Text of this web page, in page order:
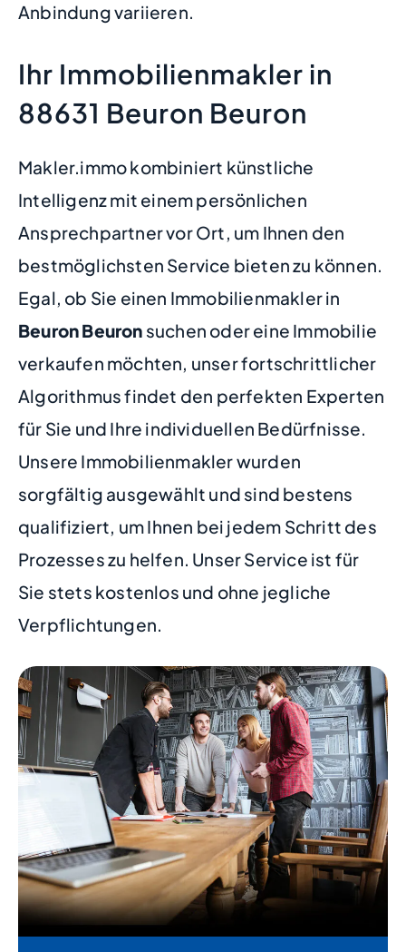
Anbindung variieren.
Ihr Immobilienmakler in
88631 Beuron Beuron
Makler.immo kombiniert künstliche
Intelligenz mit einem persönlichen
Ansprechpartner vor Ort, um Ihnen den
bestmöglichsten Service bieten zu können.
Egal, ob Sie einen Immobilienmakler in
Beuron Beuron suchen oder eine Immobilie
verkaufen möchten, unser fortschrittlicher
Algorithmus findet den perfekten Experten
für Sie und Ihre individuellen Bedürfnisse.
Unsere Immobilienmakler wurden
sorgfältig ausgewählt und sind bestens
qualifiziert, um Ihnen bei jedem Schritt des
Prozesses zu helfen. Unser Service ist für
Sie stets kostenlos und ohne jegliche
Verpflichtungen.